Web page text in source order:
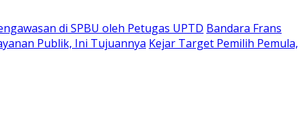
di SPBU oleh Petugas UPTD Bandara Frans
Publik, Ini Tujuannya Kejar Target Pemilih Pemula,